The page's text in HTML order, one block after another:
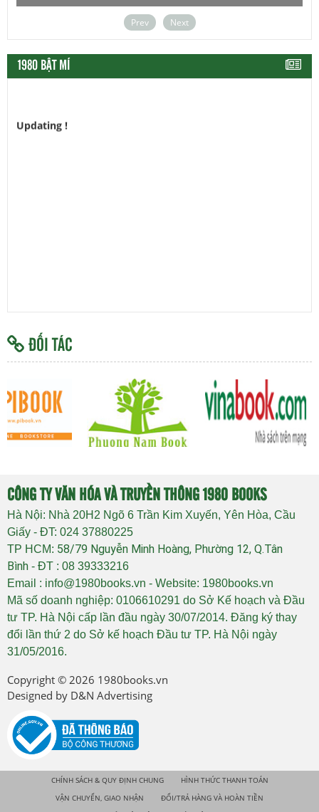
Prev Next
1980 BẬT MÍ
ĐỐI TÁC
CÔNG TY VĂN HÓA VÀ TRUYỀN THÔNG 1980 BOOKS
Hà Nội: Nhà 20H2 Ngõ 6 Trần Kim Xuyến, Yên Hòa, Cầu
Giấy - ĐT: 024 37880225
TP HCM: 58/79 Nguyễn Minh Hoàng, Phường 12, Q.Tân
Bình - ĐT : 08 39333216
Email : info@1980books.vn - Website: 1980books.vn
Mã số doanh nghiệp: 0106610291 do Sở Kế hoạch và Đầu
tư TP. Hà Nội cấp lần đầu ngày 30/07/2014. Đăng ký thay
đổi lần thứ 2 do Sở kế hoạch Đầu tư TP. Hà Nội ngày
31/05/2016.
Copyright © 2026 1980books.vn
Designed by D&N Advertising
CHÍNH SÁCH & QUY ĐỊNH CHUNG
HÌNH THỨC THANH TOÁN
VẬN CHUYỂN, GIAO NHẬN
ĐỔI/TRẢ HÀNG VÀ HOÀN TIỀN